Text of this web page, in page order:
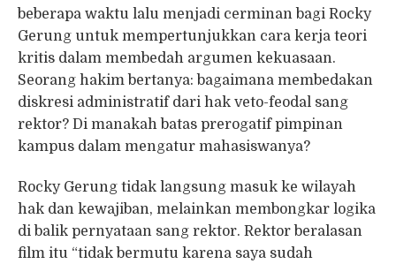
beberapa waktu lalu menjadi cerminan bagi Rocky
Gerung untuk mempertunjukkan cara kerja teori
kritis dalam membedah argumen kekuasaan.
Seorang hakim bertanya: bagaimana membedakan
diskresi administratif dari hak veto-feodal sang
rektor? Di manakah batas prerogatif pimpinan
kampus dalam mengatur mahasiswanya?
Rocky Gerung tidak langsung masuk ke wilayah
hak dan kewajiban, melainkan membongkar logika
di balik pernyataan sang rektor. Rektor beralasan
film itu “tidak bermutu karena saya sudah